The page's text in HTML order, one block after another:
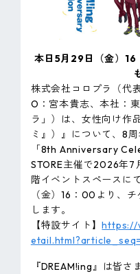
本日5月29日（金）
株式会社コロプラ（代
O：宮本貴志、本社：
ラ」）は、女性向け作
ミ』）』について、8
「8th Anniversary
STORE主催で2026年7
階イベントスペースに
（金）16：00より、
します。
【特設サイト】https://
『DREAM!ing』は皆